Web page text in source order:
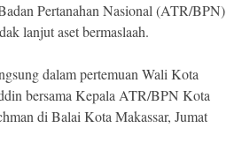
Pertanahan Nasional (ATR/BPN)
lanjut aset bermaslaah.
dalam pertemuan Wali Kota
bersama Kepala ATR/BPN Kota
di Balai Kota Makassar, Jumat